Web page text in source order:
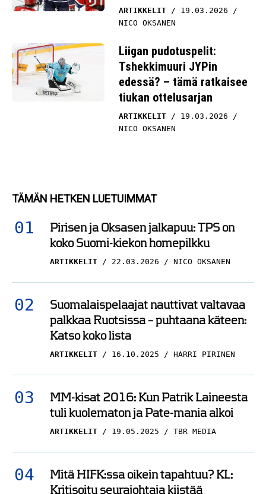
ARTIKKELIT
19.03.2026
NICO OKSANEN
Liigan pudotuspelit:
Tshekkimuuri JYPin
edessä? – tämä ratkaisee
tiukan ottelusarjan
ARTIKKELIT
19.03.2026
NICO OKSANEN
koko Suomi-kiekon homepilkku
ARTIKKELIT 22.03.2026 NICO OKSANEN
Suomalaispelaajat nauttivat valtavaa
palkkaa Ruotsissa – puhtaana käteen:
Katso koko lista
ARTIKKELIT 16.10.2025
MM-kisat 2016: Kun Patrik Laineesta
tuli kuolematon ja Pate-mania alkoi
ARTIKKELIT 19.05.2025 TBR MEDIA
Mitä HIFK:ssa oikein tapahtuu? KL:
Kritisoitu seurajohtaja kiistää
syytökset jyrkästi